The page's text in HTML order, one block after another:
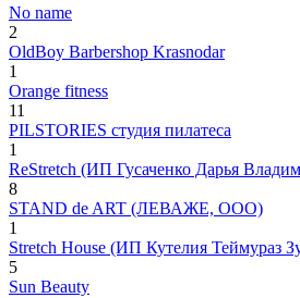
No name
2
OldBoy Barbershop Krasnodar
1
Orange fitness
11
PILSTORIES студия пилатеса
1
ReStretch (ИП Гусаченко Дарья
8
STAND de ART (ЛЕВАЖЕ, ООО)
1
Stretch House (ИП Кутелия Теймураз
5
Sun Beauty